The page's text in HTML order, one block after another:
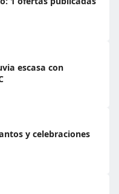
escasa con
y celebraciones